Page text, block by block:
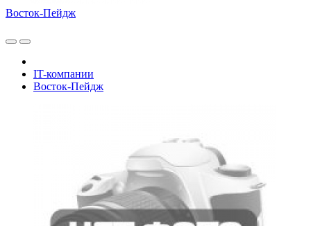
Восток-Пейдж
IT-компании
Восток-Пейдж